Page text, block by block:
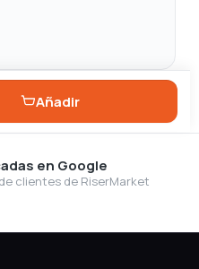
Añadir
en Google
clientes de RiserMarket